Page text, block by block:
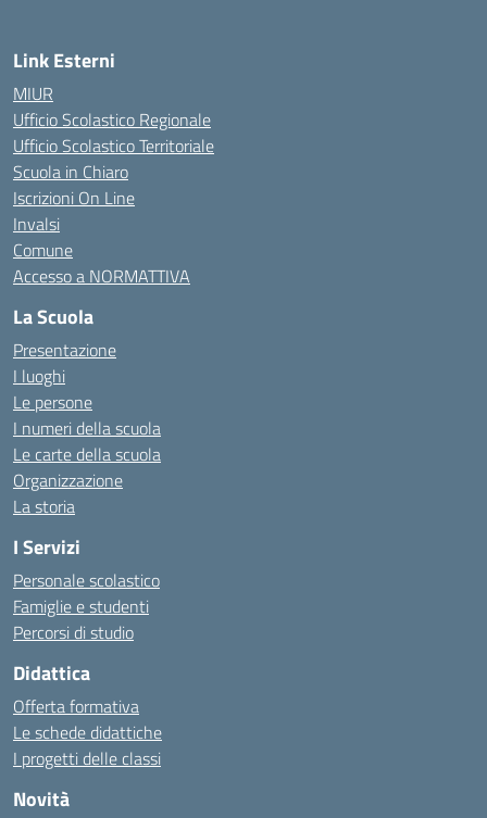
Link Esterni
MIUR
Ufficio Scolastico Regionale
Ufficio Scolastico Territoriale
Scuola in Chiaro
Iscrizioni On Line
Invalsi
Comune
Accesso a NORMATTIVA
La Scuola
Presentazione
I luoghi
Le persone
I numeri della scuola
Le carte della scuola
Organizzazione
La storia
I Servizi
Personale scolastico
Famiglie e studenti
Percorsi di studio
Didattica
Offerta formativa
Le schede didattiche
I progetti delle classi
Novità